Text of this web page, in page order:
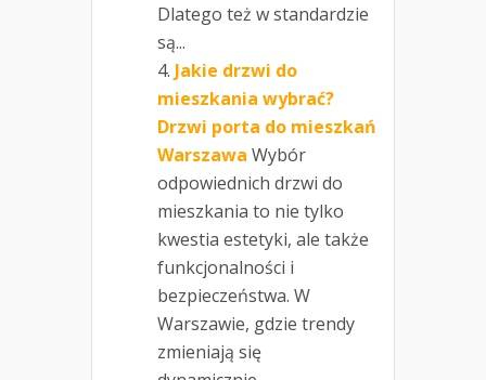
Dlatego też w standardzie
są...
Jakie drzwi do
mieszkania wybrać?
Drzwi porta do mieszkań
Warszawa Wybór
odpowiednich drzwi do
mieszkania to nie tylko
kwestia estetyki, ale także
funkcjonalności i
bezpieczeństwa. W
Warszawie, gdzie trendy
zmieniają się